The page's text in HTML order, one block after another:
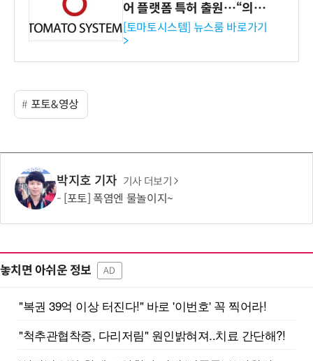
어 플랫폼 특허 출원…“의료
기관·보험사 공략”
[토마토시스템] 뉴스룸 바로가기
>
포토&영상
박지호 기자 기사 더보기
[포토] 폭염엔 물놀이지~
놓치면 아쉬운 정보 AD